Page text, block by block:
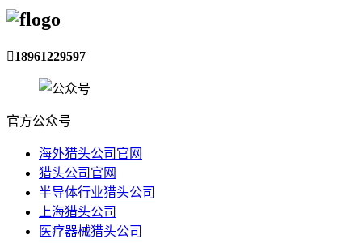
18961229597
官方公众号
海外猎头公司官网
猎头公司官网
半导体行业猎头公司
上海猎头公司
医疗器械猎头公司